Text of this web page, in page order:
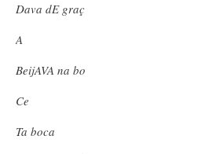
Dava dE graç
A
BeijAVA na bo
Ce
Ta boca